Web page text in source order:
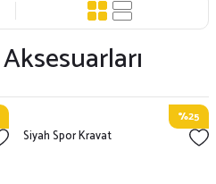
%25
Siyah Spor Kravat